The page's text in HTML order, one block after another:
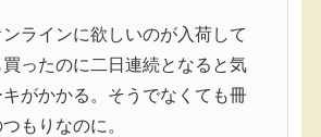
ラインに欲しいのが入荷して
ったのに二日連続となると気
がかかる。そうでなくても冊
もりなのに。